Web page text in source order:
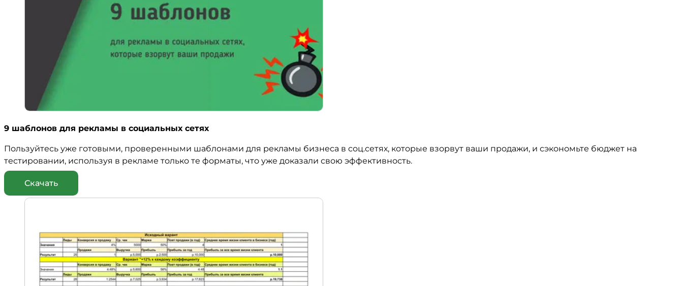
Оставить заявку на обратный звонок
Для заполнения данной формы включите
JavaScript в браузере.
Ваше имя*
Ваш телефон*
Согласие
9 шаблонов для рекламы в социальных сетях
Пользуйтесь уже готовыми, проверенными шаблонами для рекламы бизнеса в соц.сетях, которые взорвут ваши продажи, и сэкономьте бюджет на
тестировании, используя в рекламе только те форматы, что уже доказали свою эффективность.
Скачать